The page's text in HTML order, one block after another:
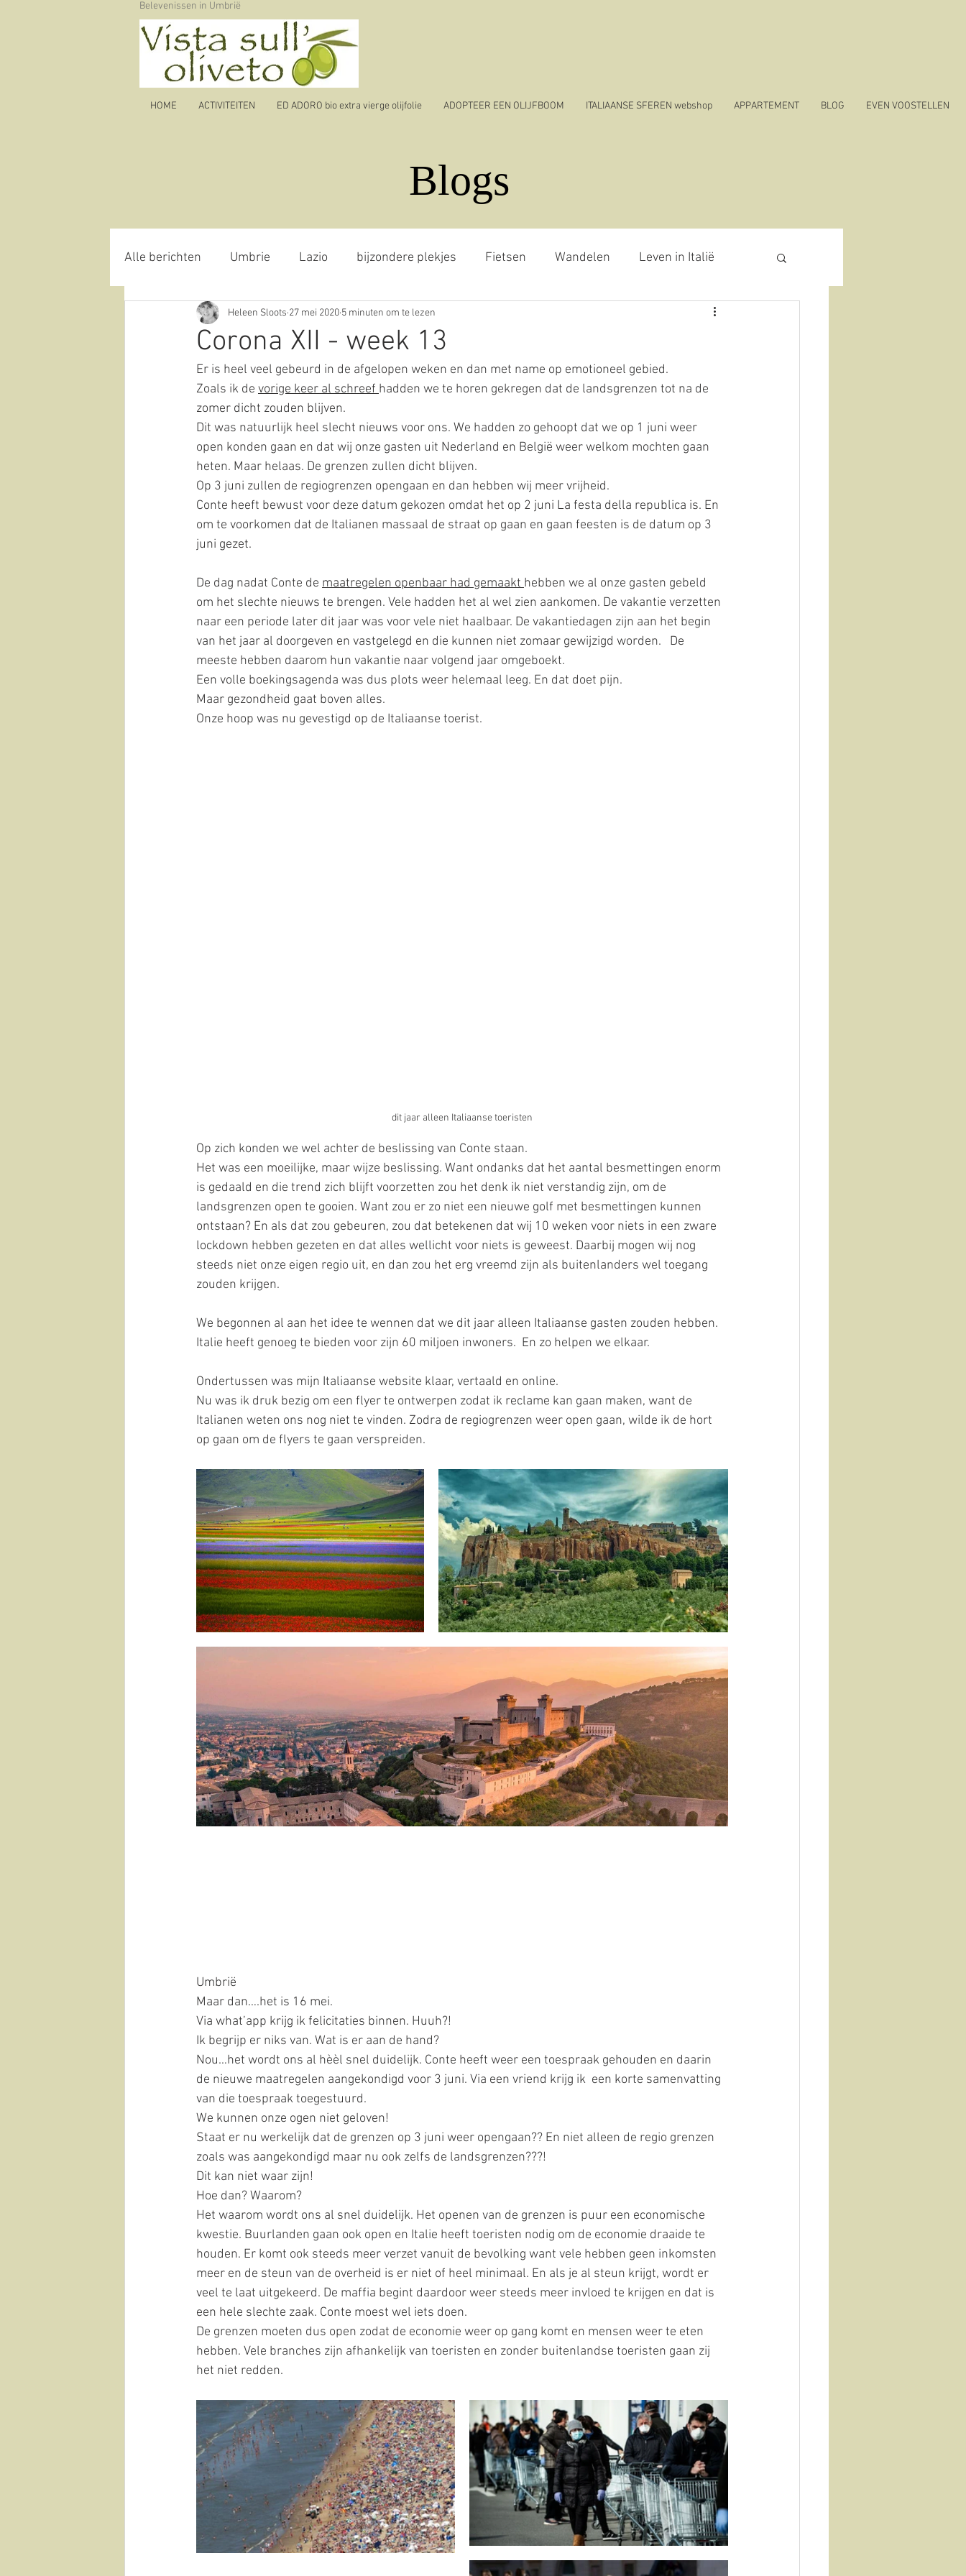
Belevenissen in Umbrië
HOME ACTIVITEITEN ED ADORO bio extra vierge olijfolie ADOPTEER EEN OLIJFBOOM ITALIAANSE SFEREN webshop APPARTEMENT BLOG EVEN VOOSTELLEN
Blogs
Alle berichten Umbrie Lazio bijzondere plekjes Fietsen Wandelen Leven in Italië
Autoroute olijfolie olijvenpluk reizen
historie cultuur kunst plaatsen uitgelicht eten en drinken Vista sull'oliveto
Covid-19-corona olijfolie
Corona XII - week 13
Heleen Sloots 27 mei 2020 5 minuten om te lezen
Er is heel veel gebeurd in de afgelopen weken en dan met name op emotioneel gebied.
Zoals ik de vorige keer al schreef hadden we te horen gekregen dat de landsgrenzen tot na de
zomer dicht zouden blijven.
Dit was natuurlijk heel slecht nieuws voor ons. We hadden zo gehoopt dat we op 1 juni weer
open konden gaan en dat wij onze gasten uit Nederland en België weer welkom mochten gaan
heten. Maar helaas. De grenzen zullen dicht blijven.
Op 3 juni zullen de regiogrenzen opengaan en dan hebben wij meer vrijheid.
Conte heeft bewust voor deze datum gekozen omdat het op 2 juni La festa della republica is. En
om te voorkomen dat de Italianen massaal de straat op gaan en gaan feesten is de datum op 3
juni gezet.
De dag nadat Conte de maatregelen openbaar had gemaakt hebben we al onze gasten gebeld
om het slechte nieuws te brengen. Vele hadden het al wel zien aankomen. De vakantie verzetten
naar een periode later dit jaar was voor vele niet haalbaar. De vakantiedagen zijn aan het begin
van het jaar al doorgeven en vastgelegd en die kunnen niet zomaar gewijzigd worden.   De
meeste hebben daarom hun vakantie naar volgend jaar omgeboekt.
Een volle boekingsagenda was dus plots weer helemaal leeg. En dat doet pijn.
Maar gezondheid gaat boven alles.
Onze hoop was nu gevestigd op de Italiaanse toerist.
dit jaar alleen Italiaanse toeristen
Op zich konden we wel achter de beslissing van Conte staan.
Het was een moeilijke, maar wijze beslissing. Want ondanks dat het aantal besmettingen enorm
is gedaald en die trend zich blijft voorzetten zou het denk ik niet verstandig zijn, om de
landsgrenzen open te gooien. Want zou er zo niet een nieuwe golf met besmettingen kunnen
ontstaan? En als dat zou gebeuren, zou dat betekenen dat wij 10 weken voor niets in een zware
lockdown hebben gezeten en dat alles wellicht voor niets is geweest. Daarbij mogen wij nog
steeds niet onze eigen regio uit, en dan zou het erg vreemd zijn als buitenlanders wel toegang
zouden krijgen.
We begonnen al aan het idee te wennen dat we dit jaar alleen Italiaanse gasten zouden hebben.
Italie heeft genoeg te bieden voor zijn 60 miljoen inwoners.  En zo helpen we elkaar.
Ondertussen was mijn Italiaanse website klaar, vertaald en online.
Nu was ik druk bezig om een flyer te ontwerpen zodat ik reclame kan gaan maken, want de
Italianen weten ons nog niet te vinden. Zodra de regiogrenzen weer open gaan, wilde ik de hort
op gaan om de flyers te gaan verspreiden.
Umbrië
Maar dan….het is 16 mei.
Via what’app krijg ik felicitaties binnen. Huuh?!
Ik begrijp er niks van. Wat is er aan de hand?
Nou…het wordt ons al hèèl snel duidelijk. Conte heeft weer een toespraak gehouden en daarin
de nieuwe maatregelen aangekondigd voor 3 juni. Via een vriend krijg ik  een korte samenvatting
van die toespraak toegestuurd.
We kunnen onze ogen niet geloven!
Staat er nu werkelijk dat de grenzen op 3 juni weer opengaan?? En niet alleen de regio grenzen
zoals was aangekondigd maar nu ook zelfs de landsgrenzen???!
Dit kan niet waar zijn!
Hoe dan? Waarom?
Het waarom wordt ons al snel duidelijk. Het openen van de grenzen is puur een economische
kwestie. Buurlanden gaan ook open en Italie heeft toeristen nodig om de economie draaide te
houden. Er komt ook steeds meer verzet vanuit de bevolking want vele hebben geen inkomsten
meer en de steun van de overheid is er niet of heel minimaal. En als je al steun krijgt, wordt er
veel te laat uitgekeerd. De maffia begint daardoor weer steeds meer invloed te krijgen en dat is
een hele slechte zaak. Conte moest wel iets doen.
De grenzen moeten dus open zodat de economie weer op gang komt en mensen weer te eten
hebben. Vele branches zijn afhankelijk van toeristen en zonder buitenlandse toeristen gaan zij
het niet redden.